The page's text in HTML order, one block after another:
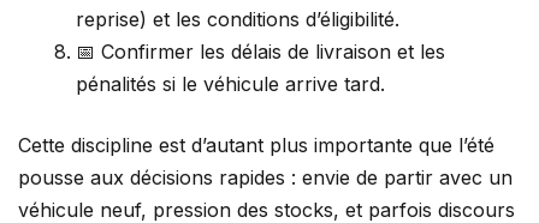
reprise) et les conditions d’éligibilité.
📅 Confirmer les délais de livraison et les
pénalités si le véhicule arrive tard.
Cette discipline est d’autant plus importante que l’été
pousse aux décisions rapides : envie de partir avec un
véhicule neuf, pression des stocks, et parfois discours